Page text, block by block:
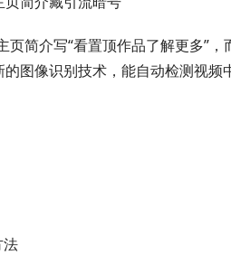
页简介写“看置顶作品了解更多”
图像识别技术，能自动检测视
法